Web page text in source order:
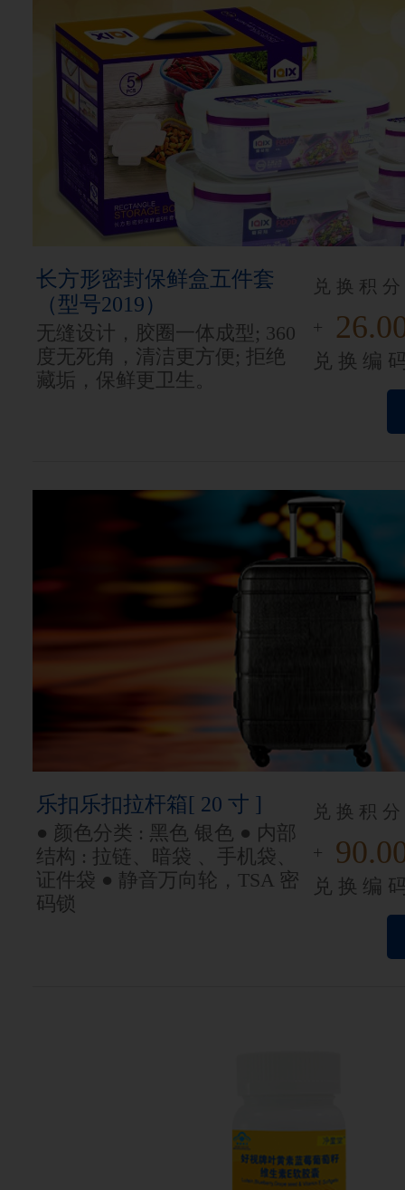
长方形密封保鲜盒五件套
（型号2019）
无缝设计，胶圈一体成型; 360
度无死角，清洁更方便; 拒绝
藏垢，保鲜更卫生。
兑换积
+
兑换编
乐扣乐扣拉杆箱[ 20 寸 ]
● 颜色分类 : 黑色 银色 ● 内部
结构 : 拉链、暗袋 、手机袋、
证件袋 ● 静音万向轮，TSA 密
码锁
兑换积
+
兑换编